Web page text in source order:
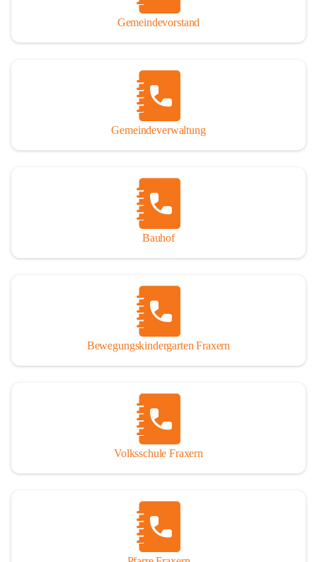
Gemeindevorstand
Gemeindeverwaltung
Bauhof
Bewegungskindergarten Fraxern
Volksschule Fraxern